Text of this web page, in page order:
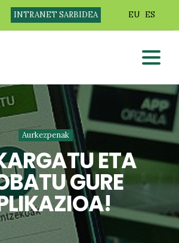
INTRANET SARBIDEA EU ES
Aurkezpenak
ETA
GURE